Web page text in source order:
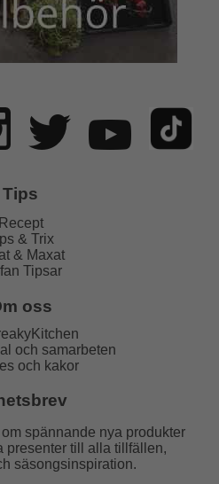
Tips
Recept
& Trix
& Maxat
Tipsar
oss
och samarbeten
och kakor
spännande nya produkter
presenter till alla tillfällen,
säsongsinspiration.